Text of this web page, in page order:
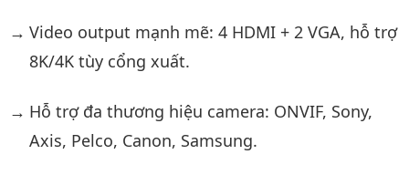
Video output mạnh mẽ: 4 HDMI + 2 VGA, hỗ trợ
8K/4K tùy cổng xuất.
Hỗ trợ đa thương hiệu camera: ONVIF, Sony,
Axis, Pelco, Canon, Samsung.